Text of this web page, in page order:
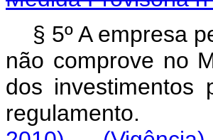
§ 5º A empresa
não comprove no
dos investimentos
regulamento.